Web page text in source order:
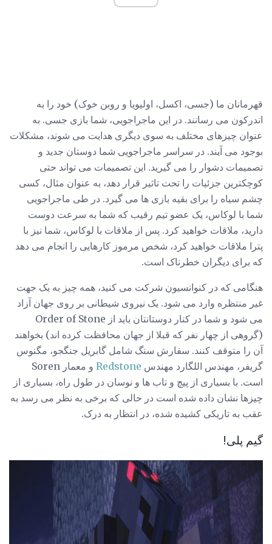
قهرمانان ما (جسی، اکسل، اولیویا و روبن خوک) خود را به
اندرکون می رسانند. در این ماجراجویی، شما بازی جسی. به
عنوان چیزهای مختلف به سوی دیگری هدایت می شوند، مشکلات
بوجود می آیند. در سراسر ماجراجویی شما دوستان جدید و
تصمیمات دشوار را می گیرید. این تصمیمات می تواند حتی
کوچکترین جزئیات را تحت تاثیر قرار دهد، به عنوان مثال، کسی
چشم سیاه را برای بقیه بازی ها می گیرد. در طی ماجراجویی
شما با لوکاس، یک عضو تیم رقیب که شما به سرعت دوست
دارید، ملاقات خواهید کرد. پس از ملاقات با لوکاس، شما نیز با
پترا ملاقات خواهید کرد، شخص مرموز کارهایی را انجام می دهد
که برای دیگران خطرناک است.
هنگامی که در کنوانسیون شرکت می کنید، همه چیز به یک جهت
غیر منتظره وارد می شود. یک نیروی شیطانی بر روی جهان آزاد
می شود و شما در کنار دوستانتان باید از Order of Stone
(گروهی از چهار نفر که قبلا از جهان محافظت کرده اند) بخواهند
آن را متوقف کنند. سفارش سنگ شامل گابریل جنگجو، مگنوس
گریفر، مهندس اللگارد مهندس Redstone
و معمار Soren
است. با بسیاری از پیچ و تاب ها و نوسان در طول راه، بسیاری از
چیزها نشان داده شده است در حالی که برخی به نظر می رسد به
عقب به تاریکی کشیده شده، در انتظار به درک.
گیم پلی!